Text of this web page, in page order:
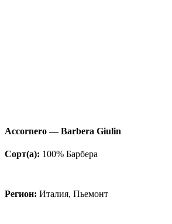
Accornero — Barbera Giulin
Сорт(а): 100% Барбера
Регион: Италия, Пьемонт